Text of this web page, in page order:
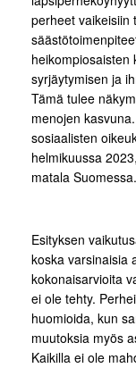
perheet vaikeisiin
heikompiosaisten
syrjäytymisen ja
Tämä tulee
menojen
sosiaalisten
helmikuussa
matala Suomessa.
Esityksen
koska varsinaisia
kokonaisarvioita
ei ole tehty.
huomioida, kun
muutoksia myös
Kaikilla ei ole